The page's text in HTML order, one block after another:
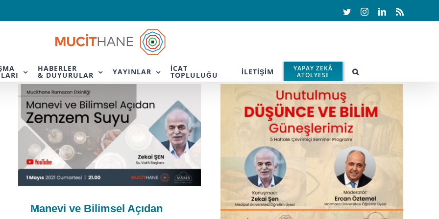
TwitterInstagramLinkedIn
HABERLER
& DUYURULAR YAYINLAR İCAT
TOPLULUĞU İLETİŞİM
YAPAY ZEKÂ
ATÖLYESİ
Manevi ve Bilimsel Açıdan